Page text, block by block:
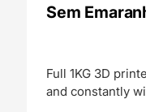
Sem
Full 1KG 3D
and constantly